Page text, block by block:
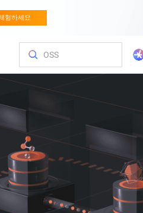
험하세요
시각 모델 사용해보기
이미지 이해, 이미지 생성
다
Qwen3.7-Max
범용 에이전트 기반, 장기 추론 및
가
고객 및 인사이트
Alibaba Cloud는 AI 기반 클라우드
올림픽 지원
사례 연구
Alibaba를 통해 성공을 거둔 비즈
례 연구 살펴보기
쉽게
Elastic Compute Service (ECS)
어디서나 가능한 웹 사이트 호스
프라이즈 워크로드 확장
Elastic IP Address (EIP)
공용 IP를 독립적으로 관리하여
워크 품질 향상
세
세계적인 수준의 가용성으로 신속
서플라이 체인
지능적이고 효율적이며 신뢰할 수
루션으로 공급망을 강화하세요.
비용을 최적화하세요.
클라우드로 이전하고 비용 절감
뛰어난 성능, 더 낮은 가격.
프로모션 센터
최신 Alibaba Cloud 혜택 및 프로
드
구
교육 및 인증서
Alibaba Cloud 아카데미
전문가가 진행하는 교육을 통해 클
기술을 배우고 인증서를 획득하세
파트너 찾기
이상적인 파트너를 신속하게 찾아
를
당사와 교류하기
피드백을 공유해 주시면 Alibaba
개선하는 데 도움이 됩니다.
영업 팀에 문의
영업 전문가와 상담하고 비즈니스
맞춤 견적을 받아보세요.